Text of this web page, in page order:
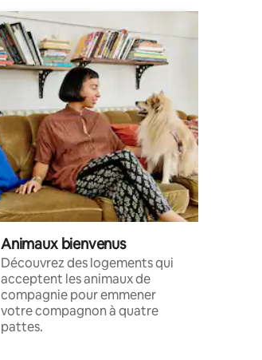
Animaux bienvenus
Découvrez des logements qui
acceptent les animaux de
compagnie pour emmener
votre compagnon à quatre
pattes.